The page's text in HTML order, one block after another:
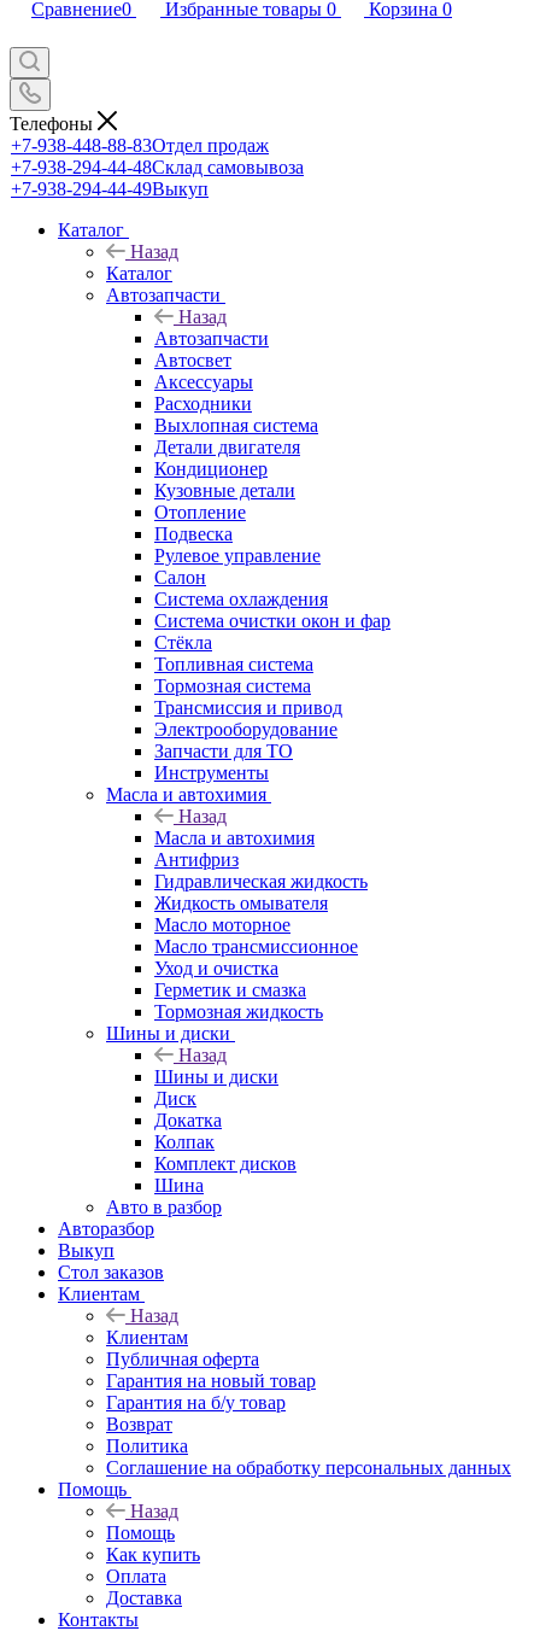
Сравнение0 Избранные товары 0 Корзина 0
Телефоны
+7-938-448-88-83Отдел продаж
+7-938-294-44-48Склад самовывоза
+7-938-294-44-49Выкуп
Каталог
Назад
Каталог
Автозапчасти
Назад
Автозапчасти
Автосвет
Аксессуары
Расходники
Выхлопная система
Детали двигателя
Кондиционер
Кузовные детали
Отопление
Подвеска
Рулевое управление
Салон
Система охлаждения
Система очистки окон и фар
Стёкла
Топливная система
Тормозная система
Трансмиссия и привод
Электрооборудование
Запчасти для ТО
Инструменты
Масла и автохимия
Назад
Масла и автохимия
Антифриз
Гидравлическая жидкость
Жидкость омывателя
Масло моторное
Масло трансмиссионное
Уход и очистка
Герметик и смазка
Тормозная жидкость
Шины и диски
Назад
Шины и диски
Диск
Докатка
Колпак
Комплект дисков
Шина
Авто в разбор
Авторазбор
Выкуп
Стол заказов
Клиентам
Назад
Клиентам
Публичная оферта
Гарантия на новый товар
Гарантия на б/у товар
Возврат
Политика
Соглашение на обработку персональных данных
Помощь
Назад
Помощь
Как купить
Оплата
Доставка
Контакты